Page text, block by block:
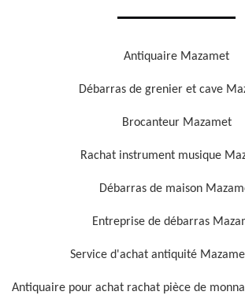
Antiquaire Mazamet
Débarras de grenier et cave
Brocanteur Mazamet
Rachat instrument musique
Débarras de maison
Entreprise de débarras
Service d'achat antiquité
Antiquaire pour achat rachat pièce de